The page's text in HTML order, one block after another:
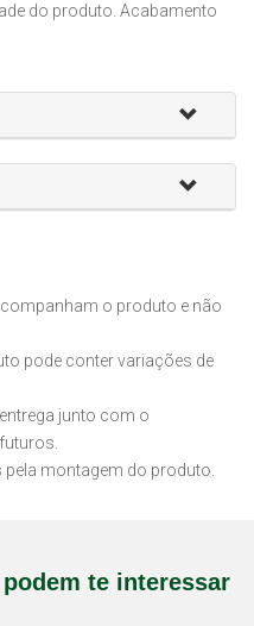
do produto. Acabamento
o produto e não
pode conter variações de
junto com o
montagem do produto.
te interessar